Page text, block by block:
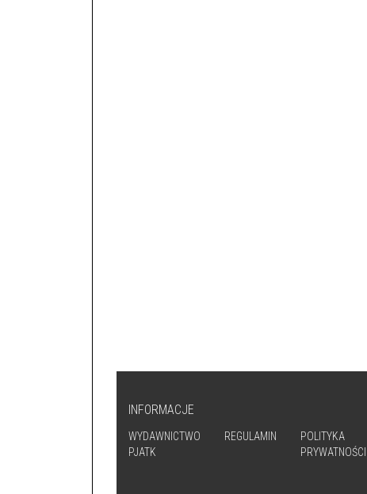
INFORMACJE
WYDAWNICTWO
PJATK
REGULAMIN
POLITYKA
PRYWATNOŚCI